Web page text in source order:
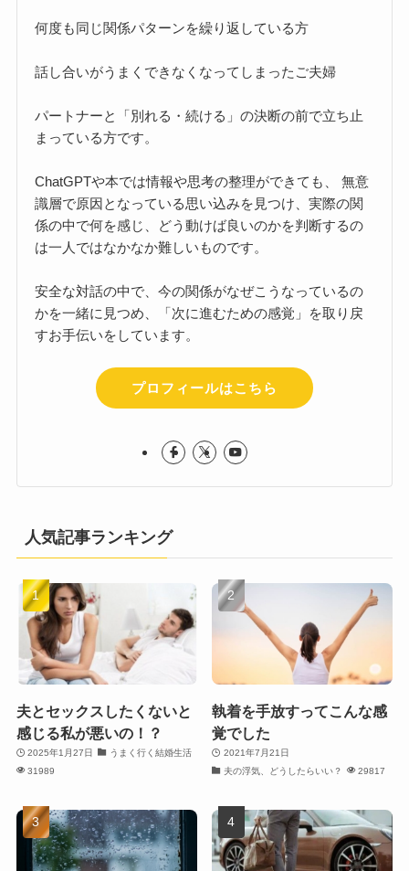
何度も同じ関係パターンを繰り返している方
話し合いがうまくできなくなってしまったご夫婦
パートナーと「別れる・続ける」の決断の前で立ち止
まっている方です。
ChatGPTや本では情報や思考の整理ができても、 無意
識層で原因となっている思い込みを見つけ、実際の関
係の中で何を感じ、どう動けば良いのかを判断するの
は一人ではなかなか難しいものです。
安全な対話の中で、今の関係がなぜこうなっているの
かを一緒に見つめ、「次に進むための感覚」を取り戻
すお手伝いをしています。
プロフィールはこちら
人気記事ランキング
夫とセックスしたくないと
感じる私が悪いの！？
2025年1月27日
うまく行く結婚生活
31989
執着を手放すってこんな感
覚でした
2021年7月21日
夫の浮気、どうしたらいい？
29817